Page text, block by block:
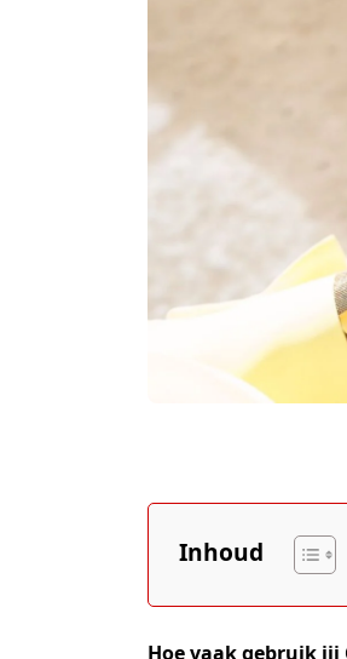
Inhoud
Hoe vaak gebruik jij